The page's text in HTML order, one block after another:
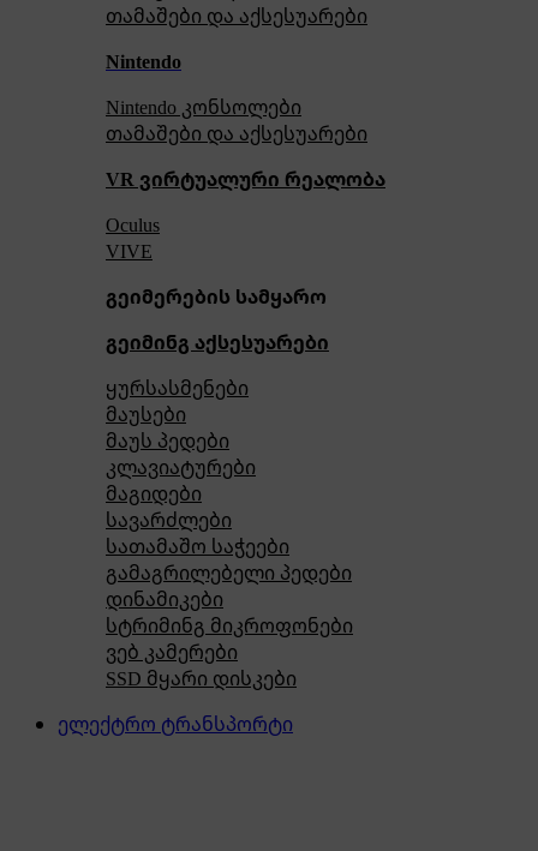
თამაშები და აქსესუარები
Nintendo
Nintendo კონსოლები
თამაშები და აქსესუარები
VR ვირტუალური რეალობა
Oculus
VIVE
გეიმერების სამყარო
გეიმინგ აქსესუარები
ყურსასმენები
მაუსები
მაუს პედები
კლავიატურები
მაგიდები
სავარძლები
სათამაშო საჭეები
გამაგრილებელი პედები
დინამიკები
სტრიმინგ მიკროფონები
ვებ კამერები
SSD მყარი დისკები
ელექტრო ტრანსპორტი